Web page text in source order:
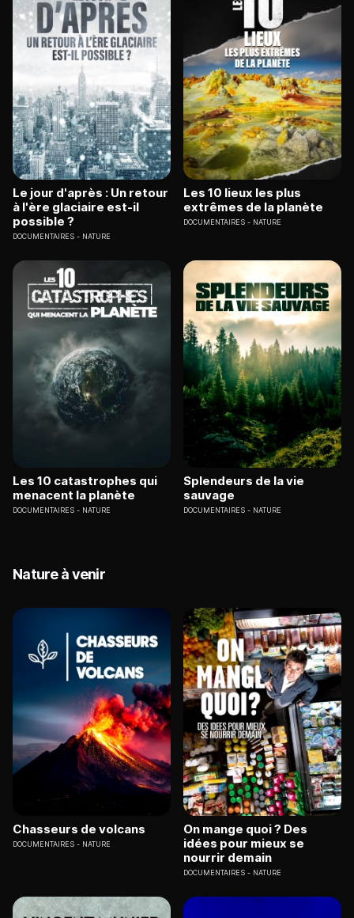
Le jour d'après : Un retour
à l'ère glaciaire est-il
possible ?
DOCUMENTAIRES NATURE
Les 10 lieux les plus
extrêmes de la planète
DOCUMENTAIRES NATURE
Les 10 catastrophes qui
menacent la planète
DOCUMENTAIRES NATURE
Splendeurs de la vie
sauvage
DOCUMENTAIRES NATURE
Nature à venir
Chasseurs de volcans
DOCUMENTAIRES NATURE
On mange quoi ? Des
idées pour mieux se
nourrir demain
DOCUMENTAIRES NATURE